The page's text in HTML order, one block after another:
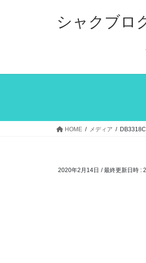
ス
ン
シャクブロ
HOME メディア
2020年2月14日 / 最終更新日時 :